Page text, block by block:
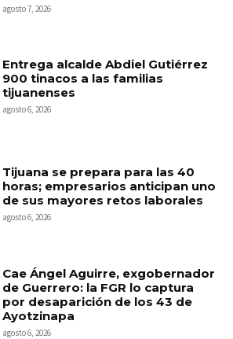
agosto 7, 2026
Entrega alcalde Abdiel Gutiérrez
900 tinacos a las familias
tijuanenses
agosto 6, 2026
Tijuana se prepara para las 40
horas; empresarios anticipan uno
de sus mayores retos laborales
agosto 6, 2026
Cae Ángel Aguirre, exgobernador
de Guerrero: la FGR lo captura
por desaparición de los 43 de
Ayotzinapa
agosto 6, 2026